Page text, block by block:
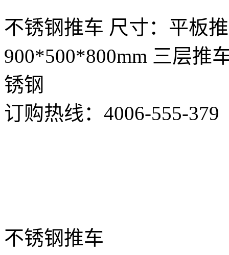
不锈钢推车 尺寸：平板
900*500*800mm 三层推
锈钢
订购热线： 4006-555-379
不锈钢推车